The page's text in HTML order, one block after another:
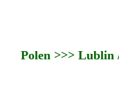
Polen >>> Lublin